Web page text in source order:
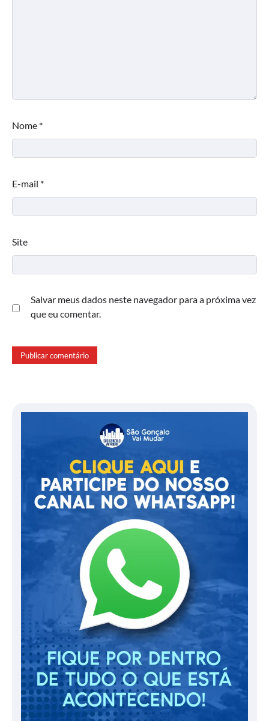
Nome *
E-mail *
Site
Salvar meus dados neste navegador para a próxima vez
que eu comentar.